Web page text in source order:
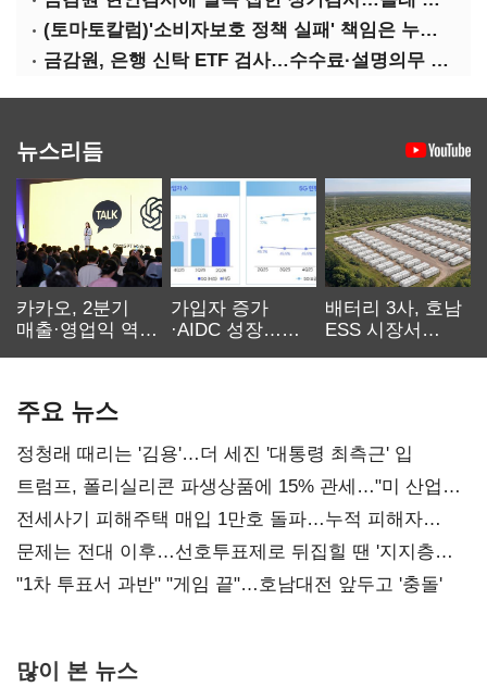
(토마토칼럼)'소비자보호 정책 실패' 책임은 누가 지나
금감원, 은행 신탁 ETF 검사…수수료·설명의무 정조준
뉴스리듬
카카오, 2분기
매출·영업익 역대
가입자 증가
·AIDC 성장…
배터리 3사, 호남
ESS 시장서
주요 뉴스
정청래 때리는 '김용'…더 세진 '대통령 최측근' 입
트럼프, 폴리실리콘 파생상품에 15% 관세…"미 산업
재건"
전세사기 피해주택 매입 1만호 돌파…누적 피해자
4만278명
문제는 전대 이후…선호투표제로 뒤집힐 땐 '지지층
불복'
"1차 투표서 과반" "게임 끝"…호남대전 앞두고 '충돌'
많이 본 뉴스